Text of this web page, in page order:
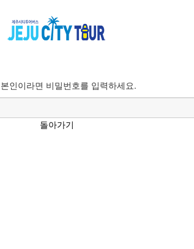
인이라면 비밀번호를 입력하세요.
돌아가기